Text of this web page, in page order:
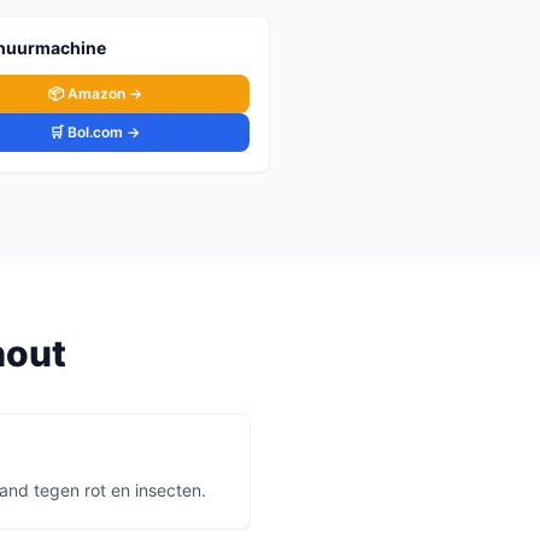
📦 Amazon →
🛒 Bol.com →
tegen rot en insecten.